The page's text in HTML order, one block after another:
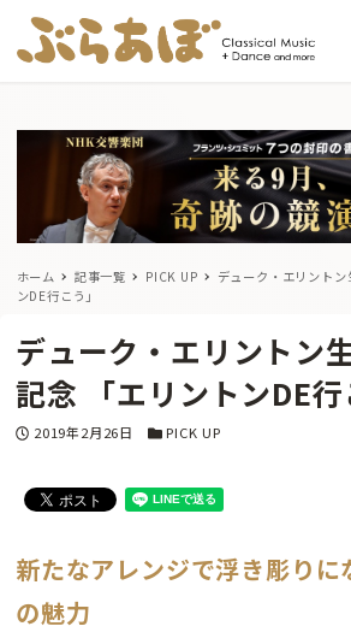
ホーム 記事一覧 PICK UP
デューク・エリント
ンDE行こう」
デューク・エリントン
記念 「エリントンDE行
投稿日
2019年2月26日 カテゴリー
PICK UP
新たなアレンジで浮き彫りに
の魅力